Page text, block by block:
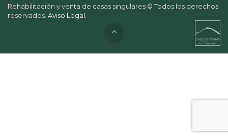
Rehabilitación y venta de casas singulares © Todos los derechos
reservados. Aviso Legal